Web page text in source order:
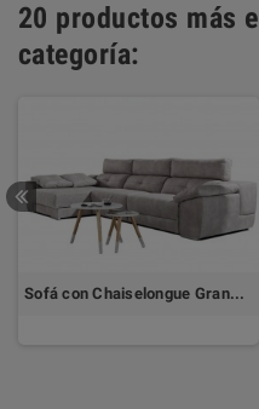
20 productos más
categoría:
Sofá con Chaiselongue Grande SAO PAULO